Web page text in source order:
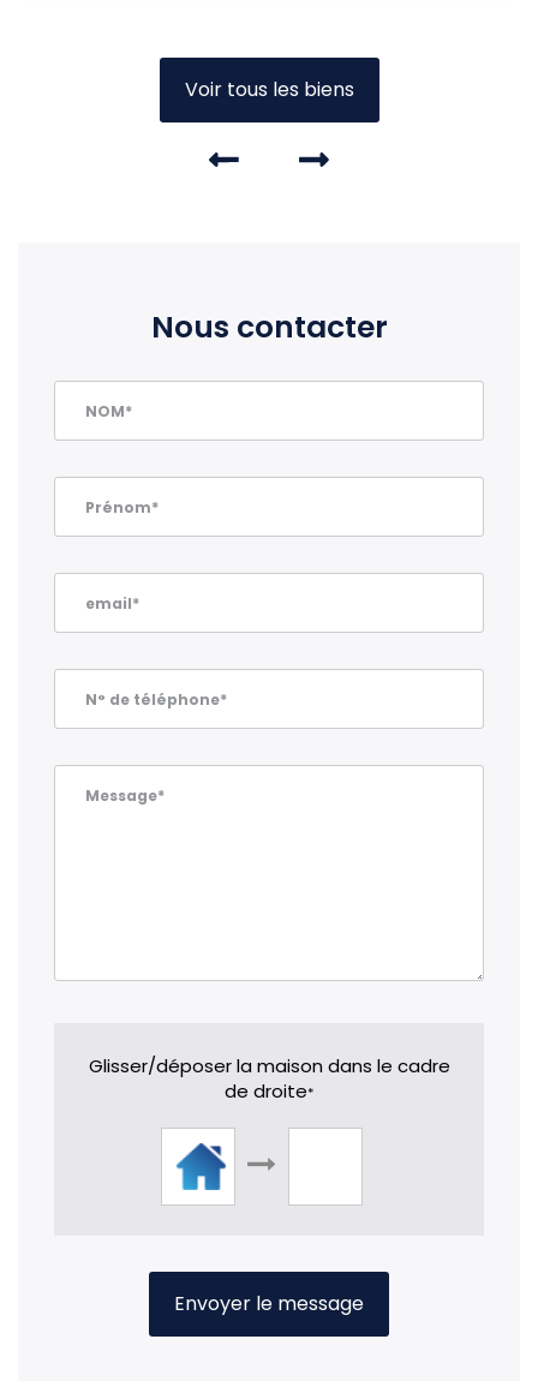
Voir tous les biens
Nous contacter
NOM*
Prénom*
email*
N° de téléphone*
Message*
Glisser/déposer la maison dans le cadre
de droite*
Envoyer le message